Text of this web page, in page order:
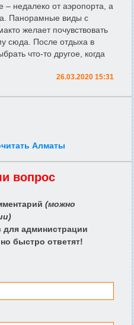
– недалеко от аэропорта, а
Панорамные виды с
желает почувствовать
сюда. После отдыха в
что-то другое, когда
26.03.2020 15:31
Алматы
вопрос
(можно
администрации
быстро ответят!